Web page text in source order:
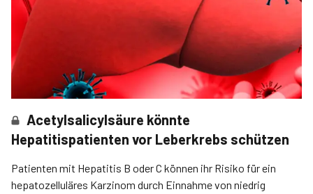
Acetylsalicylsäure könnte
Hepatitispatienten vor Leberkrebs schützen
Patienten mit Hepatitis B oder C können ihr Risiko für ein
hepatozelluläres Karzinom durch Einnahme von niedrig